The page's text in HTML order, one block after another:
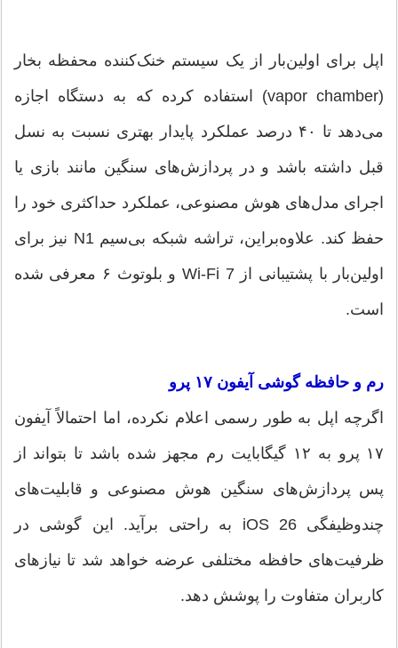
اپل برای اولین‌بار از یک سیستم خنک‌کننده محفظه بخار
(vapor chamber) استفاده کرده که به دستگاه اجازه
می‌دهد تا ۴۰ درصد عملکرد پایدار بهتری نسبت به نسل
قبل داشته باشد و در پردازش‌های سنگین مانند بازی یا
اجرای مدل‌های هوش مصنوعی، عملکرد حداکثری خود را
حفظ کند. علاوه‌براین، تراشه شبکه بی‌سیم N1 نیز برای
اولین‌بار با پشتیبانی از Wi-Fi 7 و بلوتوث ۶ معرفی شده
است.
رم و حافظه گوشی آیفون ۱۷ پرو
اگرچه اپل به طور رسمی اعلام نکرده، اما احتمالاً آیفون
۱۷ پرو به ۱۲ گیگابایت رم مجهز شده باشد تا بتواند از
پس پردازش‌های سنگین هوش مصنوعی و قابلیت‌های
چندوظیفگی iOS 26 به راحتی برآید. این گوشی در
ظرفیت‌های حافظه مختلفی عرضه خواهد شد تا نیازهای
کاربران متفاوت را پوشش دهد.